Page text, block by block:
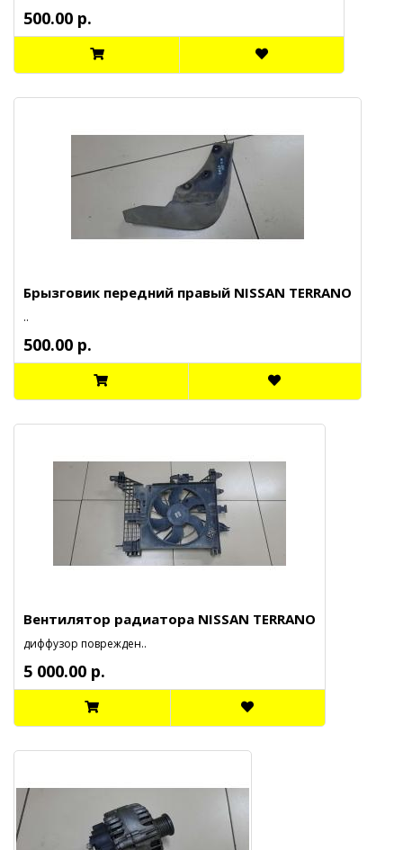
500.00 р.
Брызговик передний правый NISSAN TERRANO
..
500.00 р.
Вентилятор радиатора NISSAN TERRANO
диффузор поврежден..
5 000.00 р.